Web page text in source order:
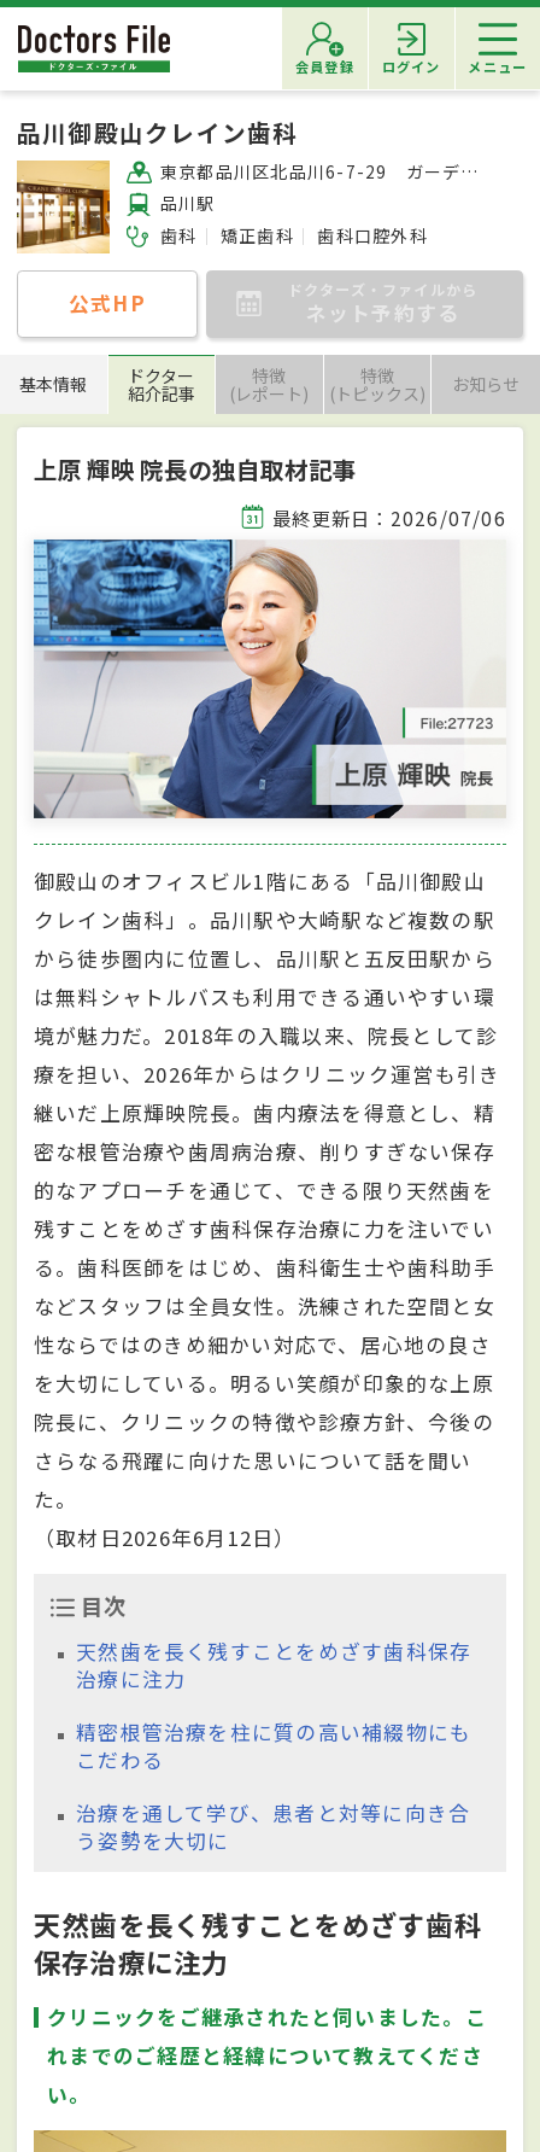
会員登録 ログイン メニュー
品川御殿山クレイン歯科
東京都品川区北品川6-7-29 ガーデングレイス品川御殿山1F
品川駅
歯科
矯正歯科 歯科口腔外科
公式HP ドクターズ・ファイルから
ネット予約する
基本情報 ドクター
紹介記事
特徴
(レポート)
特徴
(トピックス) お知らせ
上原 輝映 院長の独自取材記事
最終更新日：2026/07/06
御殿山のオフィスビル1階にある「品川御殿山
クレイン歯科」。品川駅や大崎駅など複数の駅
から徒歩圏内に位置し、品川駅と五反田駅から
は無料シャトルバスも利用できる通いやすい環
境が魅力だ。2018年の入職以来、院長として診
療を担い、2026年からはクリニック運営も引き
継いだ上原輝映院長。歯内療法を得意とし、精
密な根管治療や歯周病治療、削りすぎない保存
的なアプローチを通じて、できる限り天然歯を
残すことをめざす歯科保存治療に力を注いでい
る。歯科医師をはじめ、歯科衛生士や歯科助手
などスタッフは全員女性。洗練された空間と女
性ならではのきめ細かい対応で、居心地の良さ
を大切にしている。明るい笑顔が印象的な上原
院長に、クリニックの特徴や診療方針、今後の
さらなる飛躍に向けた思いについて話を聞い
た。
（取材日2026年6月12日）
目次
天然歯を長く残すことをめざす歯科保存
治療に注力
精密根管治療を柱に質の高い補綴物にも
こだわる
治療を通して学び、患者と対等に向き合
う姿勢を大切に
天然歯を長く残すことをめざす歯科
保存治療に注力
クリニックをご継承されたと伺いました。こ
れまでのご経歴と経緯について教えてくださ
い。